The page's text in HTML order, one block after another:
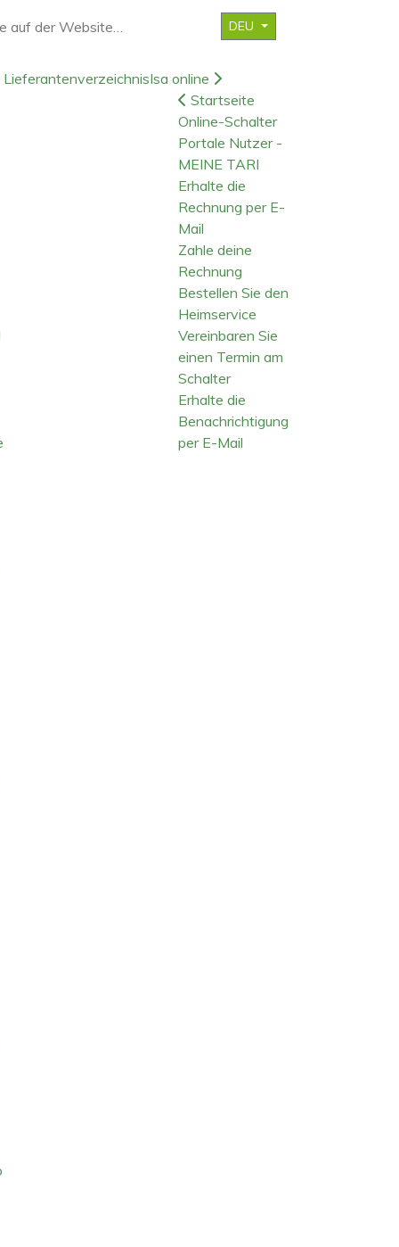
DEU
LieferantenverzeichnisIsa online
Startseite
Online-Schalter
Portale Nutzer -
MEINE TARI
Erhalte die
Rechnung per E-
Mail
Zahle deine
Rechnung
Bestellen Sie den
Heimservice
Vereinbaren Sie
einen Termin am
Schalter
Erhalte die
Benachrichtigung
per E-Mail